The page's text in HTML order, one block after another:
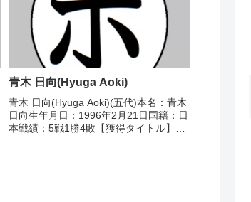
青木 日向(Hyuga Aoki)
青木 日向(Hyuga Aoki)(五代)本名：青木
日向生年月日：1996年2月21日国籍：日
本戦績：5戦1勝4敗【獲得タイトル】な